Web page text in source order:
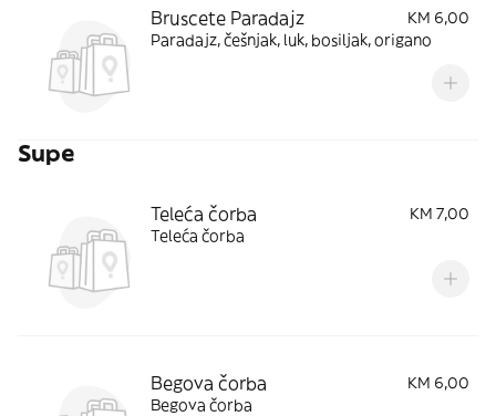
Bruscete Paradajz
KM 6,00
Paradajz, češnjak, luk, bosiljak, origano
Supe
Teleća čorba
KM 7,00
Teleća čorba
Begova čorba
KM 6,00
Begova čorba